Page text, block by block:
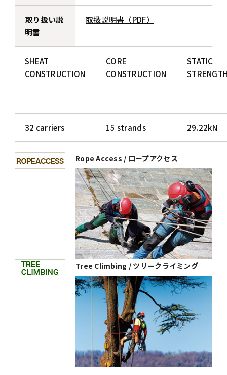
取り扱い説
明書
取扱説明書（PDF）
SHEAT
CONSTRUCTION
CORE
CONSTRUCTION
STATIC
32 carriers 15 strands 29.22kN
Rope Access / ロープアクセス
Tree Climbing / ツリークライミング